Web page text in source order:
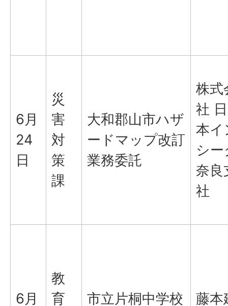
6月
24
日
災
害
対
策
課
大和郡山市ハザ
ードマップ改訂
業務委託
株式
社 日
本イ
シー
奈良
社
6月
教
育
市立片桐中学校 藤本